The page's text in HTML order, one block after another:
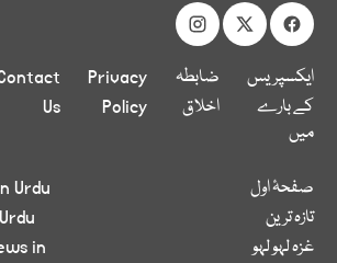
ایکسپریس
کے بارے
میں
ضابطہ
اخلاق
Privacy
Policy
Us
صفحۂ اول
تازہ ترین
غزہ لہو لہو
Urdu
in